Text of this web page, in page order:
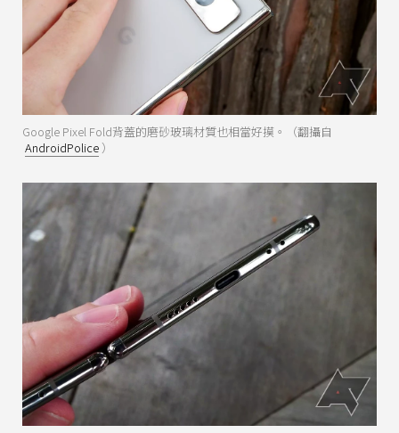
Google Pixel Fold背蓋的磨砂玻璃材質也相當好摸。（翻攝自
AndroidPolice ）